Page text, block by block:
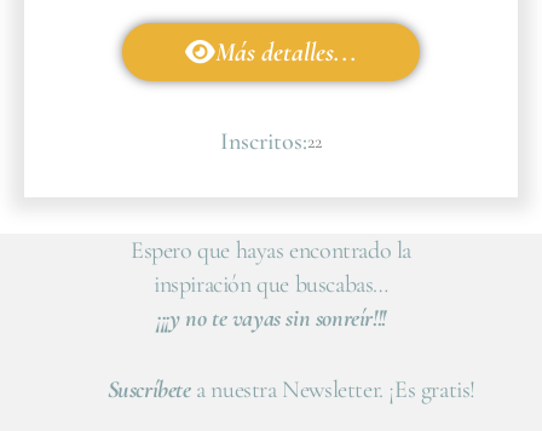
Más detalles...
Inscritos:22
Espero que hayas encontrado la
inspiración que buscabas…
¡¡¡y no te vayas sin sonreír!!!
Suscríbetea nuestra Newsletter. ¡Es gratis!